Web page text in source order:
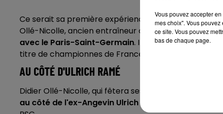
Ce serait sa première expérience en tant que coach
Ollé-Nicolle, ancien entraîneur du Mans FC entre
avec le Paris-Saint-Germain. Il succéderait à
titre de championnes de France la saison dernière.
AU CÔTÉ D'ULRICH RAMÉ
Didier Ollé-Nicolle, qui fêtera ses 61 ans en
au côté de l'ex-Angevin Ulrich Ramé
Vous pouvez accepter
mes choix". Vous
ce site. Vous pouvez
bas de chaque page.